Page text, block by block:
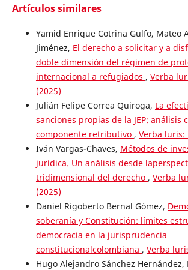
Artículos similares
Yamid Enrique Cotrina Gulfo, Mateo
Jiménez, El derecho a solicitar y a
doble dimensión del régimen de
internacional a refugiados , Verba
(2025)
Julián Felipe Correa Quiroga, La
sanciones propias de la JEP: análisis
componente retributivo , Verba luris:
Iván Vargas-Chaves, Métodos de
jurídica. Un análisis desde
tridimensional del derecho , Verba
(2025)
Daniel Rigoberto Bernal Gómez,
soberanía y Constitución: límites
democracia en la jurisprudencia
constitucionalcolombiana , Verba
Hugo Alejandro Sánchez Hernández,